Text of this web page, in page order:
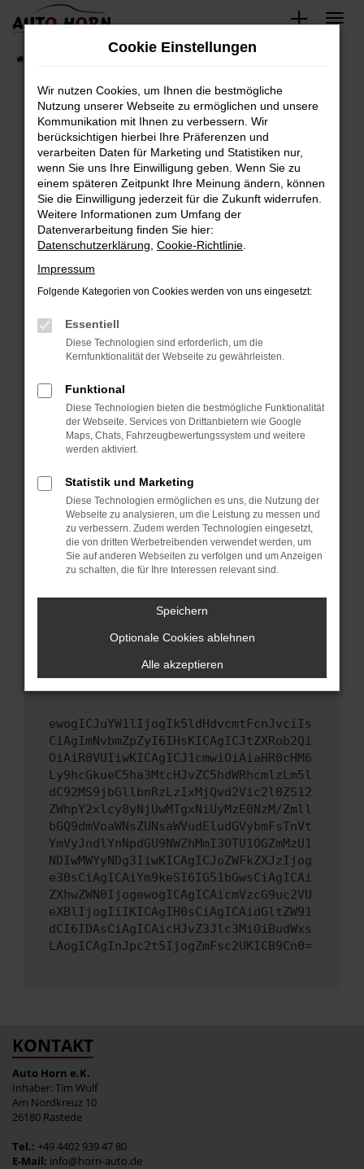
Zum
springen
Fahrzeugbestand
Fehler: Network Error
Beim Laden ist ein Fehler aufgetreten.
Hier sind ein paar Tipps, die dir helfen können:
Überprüfe deine Firewall und deine
Internetverbindung.
Laden andere Webseiten, zum Beispiel deine
Suchmaschine?
Prüfe deine Browsererweiterungen.
können das Laden bestimmter Seiten
verhindern. Funktioniert die Seite in einem
anderen Browser oder in einem privaten
Starte dein Gerät neu.
Das kann manchmal helfen, vorübergehende
Probleme zu beheben.
Betriebssystem auf dem neuesten Stand
sind.
Veraltete Software birgt nicht nur ein
Sicherheitsrisiko, sondern kann auch dazu
führen, dass bestimmte Funktionen nicht mehr
unterstützt werden.
Wende dich an den Webseitenbetreiber.
Wenn du alle oben genannten Schritte versucht
hast, kontaktiere uns bitte. Wir werden
versuchen, das Problem zu beheben. Du kannst
uns diesen Text schicken, um uns bei der
ewogICJuYW1lIjogIk5ldHdvcmtFcnJvciIs
CiAgImNvbmZpZyI6IHsKICAgICJtZXRob2Qi
OiAiR0VUIiwKICAgICJ1cmwiOiAiaHR0cHM6
Ly9hcGkueC5ha3MtcHJvZC5hdWRhcmlzLm5l
dC92MS9jbGllbnRzLzIxMjQvd2Vic2l0ZS12
ZWhpY2xlcy8yNjUwMTgxNiUyMzE0NzM/Zmll
bGQ9dmVoaWNsZUNsaWVudEludGVybmFsTnVt
YmVyJndlYnNpdGU9NWZhMmI3OTU1OGZmMzU1
NDIwMWYyNDg3IiwKICAgICJoZWFkZXJzIjog
e30sCiAgICAiYm9keSI6IG51bGwsCiAgICAi
ZXhwZWN0IjogewogICAgICAicmVzcG9uc2VU
eXBlIjogIiIKICAgIH0sCiAgICAidGltZW91
dCI6IDAsCiAgICAicHJvZ3Jlc3MiOiBudWxs
LAogICAgInJpc2t5IjogZmFsc2UKICB9Cn0=
KONTAKT
Auto Horn e.K.
Inhaber: Tim Wulf
Am Nordkreuz 10
26180 Rastede
Tel.: +49 4402 939 47 80
E-Mail: info@horn-auto.de
Cookie Einstellungen
Wir nutzen Cookies, um Ihnen die bestmögliche
Nutzung unserer Webseite zu ermöglichen und unsere
Kommunikation mit Ihnen zu verbessern. Wir
berücksichtigen hierbei Ihre Präferenzen und
verarbeiten Daten für Marketing und Statistiken nur,
wenn Sie uns Ihre Einwilligung geben. Wenn Sie zu
einem späteren Zeitpunkt Ihre Meinung ändern, können
Sie die Einwilligung jederzeit für die Zukunft widerrufen.
Weitere Informationen zum Umfang der
Datenverarbeitung finden Sie hier:
Datenschutzerklärung Cookie-Richtlinie
Impressum
Folgende Kategorien von Cookies werden von uns eingesetzt:
Essentiell
Diese Technologien sind erforderlich, um die
Kernfunktionalität der Webseite zu gewährleisten.
Funktional
Diese Technologien bieten die bestmögliche Funktionalität
der Webseite. Services von Drittanbietern wie Google
Maps, Chats, Fahrzeugbewertungssystem und weitere
werden aktiviert.
Statistik und Marketing
Diese Technologien ermöglichen es uns, die Nutzung der
Webseite zu analysieren, um die Leistung zu messen und
zu verbessern. Zudem werden Technologien eingesetzt,
die von dritten Werbetreibenden verwendet werden, um
Sie auf anderen Webseiten zu verfolgen und um Anzeigen
zu schalten, die für Ihre Interessen relevant sind.
Speichern
Optionale Cookies ablehnen
Alle akzeptieren